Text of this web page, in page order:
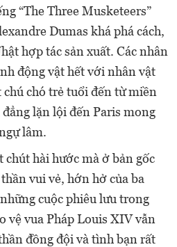
“The Three Musketeers”
Dumas khá phá cách,
hợp tác sản xuất. Các nhân
động vật hết với nhân vật
chó trẻ tuổi đến từ miền
lặn lội đến Paris mong
lâm.
hài hước mà ở bản gốc
vui vẻ, hớn hở của ba
cuộc phiêu lưu trong
vệ vua Pháp Louis XIV vẫn
đồng đội và tình bạn rất